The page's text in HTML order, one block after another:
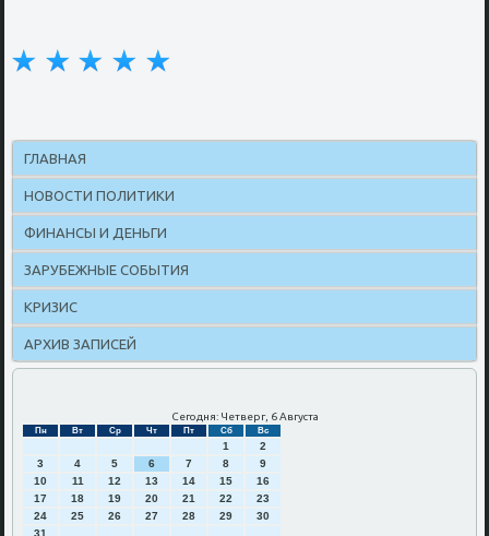
ГЛАВНАЯ
НОВОСТИ ПОЛИТИКИ
ФИНАНСЫ И ДЕНЬГИ
ЗАРУБЕЖНЫЕ СОБЫТИЯ
КРИЗИС
АРХИВ ЗАПИСЕЙ
Сегодня: Четверг, 6 Августа
Пн Вт Ср Чт Пт Сб Вс
1
2
3
4 5 6 7 8
9
10
11 12 13 14 15
16
17
18 19 20 21 22
23
24
25 26 27 28 29
30
31